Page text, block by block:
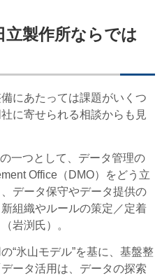
製作所ならでは
にあたっては課題がいくつ
に寄せられる相談からも見
一つとして、データ管理の
Office（DMO）をどう立
データ保守やデータ提供の
組織やルールの策定／定着
岩渕氏）。
“氷山モデル”を基に、基盤整
ータ活用は、データの探索